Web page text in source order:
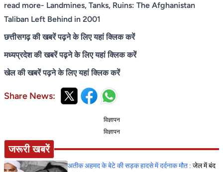
read more- Landmines, Tanks, Ruins: The Afghanistan
Taliban Left Behind in 2001
छत्तीसगढ़ की खबरें पढ़ने के लिए यहां क्लिक करें
मध्यप्रदेश की खबरें पढ़ने के लिए यहां क्लिक करें
खेल की खबरें पढ़ने के लिए यहां क्लिक करें
Share News:
विज्ञापन
विज्ञापन
जरूरी खबरें
अतीक अहमद के बेटे की सड़क हादसे में दर्दनाक मौत : जेल में बंद